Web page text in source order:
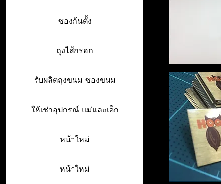
ซองก้นตั้ง
ถุงไส้กรอก
รับผลิตถุงขนม ซองขนม
ให้เช่าอุปกรณ์ แม่และเด็ก
หน้าใหม่
หน้าใหม่